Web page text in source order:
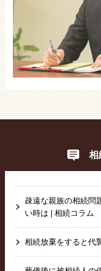
相
疎遠な親族の相続問
い時は | 相続コラム
相続放棄をすると代